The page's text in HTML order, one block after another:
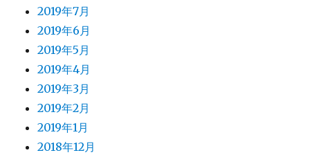
2019年7月
2019年6月
2019年5月
2019年4月
2019年3月
2019年2月
2019年1月
2018年12月